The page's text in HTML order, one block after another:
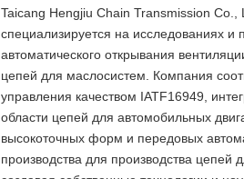
Taicang Hengjiu Chain Transmission Co.,
специализируется на исследованиях и
автоматического открывания
цепей для маслосистем. Компания
управления качеством IATF16949,
области цепей для автомобильных
высокоточных форм и передовых
производства для производства